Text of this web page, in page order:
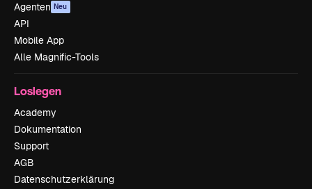
Agenten Neu
API
Mobile App
Alle Magnific-Tools
Loslegen
Academy
Dokumentation
Support
AGB
Datenschutzerklärung